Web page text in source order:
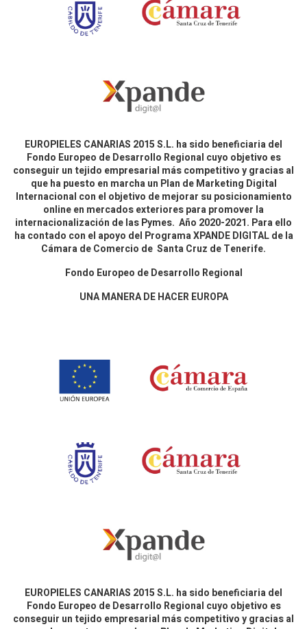
EUROPIELES CANARIAS 2015 S.L. ha sido beneficiaria del
Fondo Europeo de Desarrollo Regional cuyo objetivo es
conseguir un tejido empresarial más competitivo y gracias al
que ha puesto en marcha un Plan de Marketing Digital
Internacional con el objetivo de mejorar su posicionamiento
online en mercados exteriores para promover la
internacionalización de las Pymes. Año 2020-2021. Para ello
ha contado con el apoyo del Programa XPANDE DIGITAL de la
Cámara de Comercio de Santa Cruz de Tenerife.
Fondo Europeo de Desarrollo Regional
UNA MANERA DE HACER EUROPA
EUROPIELES CANARIAS 2015 S.L. ha sido beneficiaria del
Fondo Europeo de Desarrollo Regional cuyo objetivo es
conseguir un tejido empresarial más competitivo y gracias al